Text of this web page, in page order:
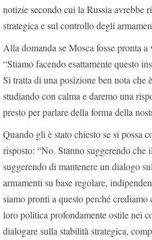
notizie secondo cui la Russia avrebbe
strategica e sul controllo degli
Alla domanda se Mosca fosse pronta
“Stiamo facendo esattamente questo
Si tratta di una posizione ben nota
studiando con calma e daremo una
presto per parlare della forma della
Quando gli è stato chiesto se si possa
risposto: “No. Stanno suggerendo
suggerendo di mantenere un dialogo
armamenti su base regolare,
siamo pronti a questo perché
loro politica profondamente ostile nei
dialogare sulla stabilità strategica,